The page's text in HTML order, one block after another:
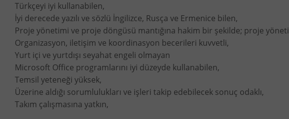
Türkçeyi iyi kullanabilen,
İyi derecede yazılı ve sözlü İngilizce, Rusça ve Ermenice bilen,
Proje yönetimi ve proje döngüsü mantığına hakim bir şekilde; proje
Organizasyon, iletişim ve koordinasyon becerileri kuvvetli,
Yurt içi ve yurtdışı seyahat engeli olmayan
Microsoft Office programlarını iyi düzeyde kullanabilen,
Temsil yeteneği yüksek,
Üzerine aldığı sorumlulukları ve işleri takip edebilecek sonuç odaklı,
Takım çalışmasına yatkın,